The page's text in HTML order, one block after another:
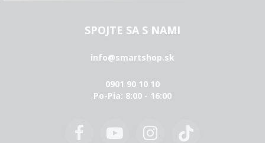
SPOJTE SA S NAMI
info@smartshop.sk
0901 90 10 10
Po-Pia: 8:00 - 16:00